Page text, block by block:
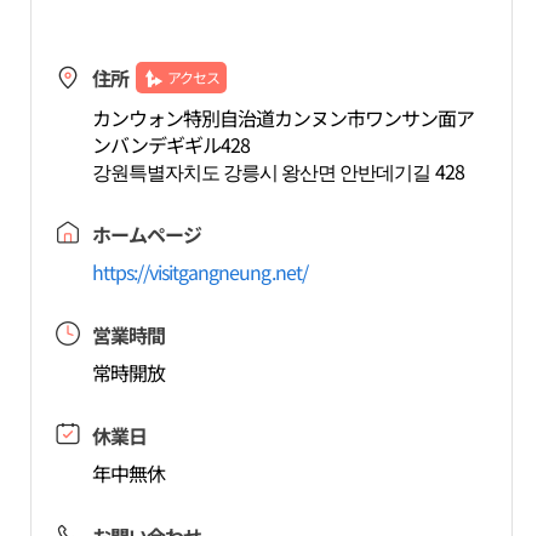
住所 アクセス
カンウォン特別自治道カンヌン市ワンサン面ア
ンバンデギギル428
강원특별자치도 강릉시 왕산면 안반데기길 428
ホームページ
https://visitgangneung.net/
営業時間
常時開放
休業日
年中無休